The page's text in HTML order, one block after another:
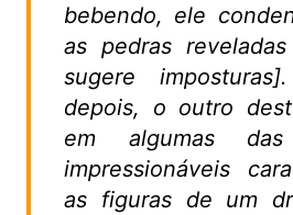
bebendo, ele
as pedras
sugere
depois, o outro
em algumas
impressionáveis
as figuras de um